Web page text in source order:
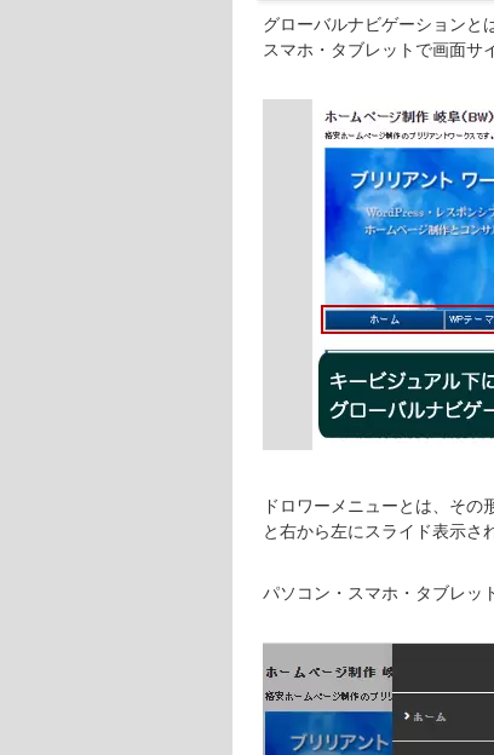
グローバルナビゲーションと
スマホ・タブレットで画面サ
ドロワーメニューとは、そ
と右から左にスライド表示さ
パソコン・スマホ・タブレッ